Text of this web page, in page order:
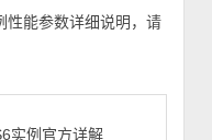
性能参数详细说明，请
实例官方详解